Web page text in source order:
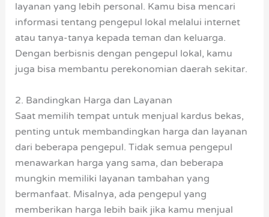
layanan yang lebih personal. Kamu bisa mencari
informasi tentang pengepul lokal melalui internet
atau tanya-tanya kepada teman dan keluarga.
Dengan berbisnis dengan pengepul lokal, kamu
juga bisa membantu perekonomian daerah sekitar.
2. Bandingkan Harga dan Layanan
Saat memilih tempat untuk menjual kardus bekas,
penting untuk membandingkan harga dan layanan
dari beberapa pengepul. Tidak semua pengepul
menawarkan harga yang sama, dan beberapa
mungkin memiliki layanan tambahan yang
bermanfaat. Misalnya, ada pengepul yang
memberikan harga lebih baik jika kamu menjual